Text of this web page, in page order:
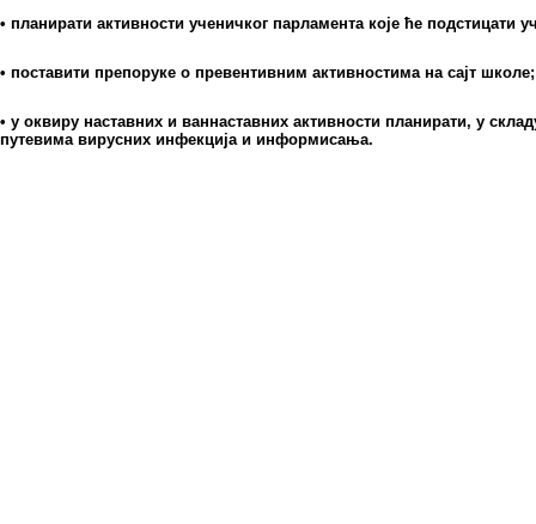
• планирати активности ученичког парламента које ће
• поставити препоруке о превентивним активностима на сајт школе;
• у оквиру наставних и ваннаставних активности планирати, у
путевима вирусних инфекција и информисања.